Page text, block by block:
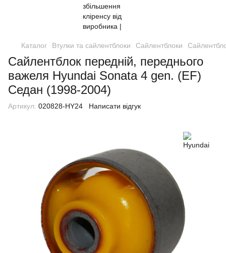
Каталог Втулки та сайлентблоки Сайлентблоки
Сайлентблок передній, переднього
важеля Hyundai Sonata 4 gen. (EF)
Седан (1998-2004)
Артикул: 020828-HY24 Написати відгук